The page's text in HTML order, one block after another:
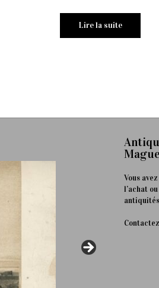
Lire la suite
Vous
l’achat